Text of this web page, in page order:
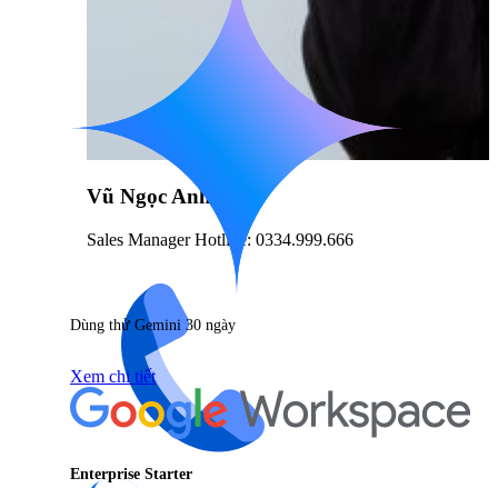
Vũ Ngọc Anh
Sales Manager Hotline: 0334.999.666
Dùng thử Gemini 30 ngày
Xem chi tiết
Enterprise Starter